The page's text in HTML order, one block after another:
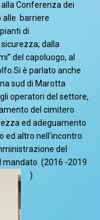
Conferenza dei
alle barriere
di
dalla
del capoluogo, al
è parlato anche
sud di Marotta
operatori del settore,
del cimitero
ed adeguamento
ed altro nell'incontro
del
mandato (2016 -2019
)